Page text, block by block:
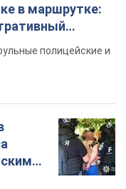
в маршрутке:
полицейские и